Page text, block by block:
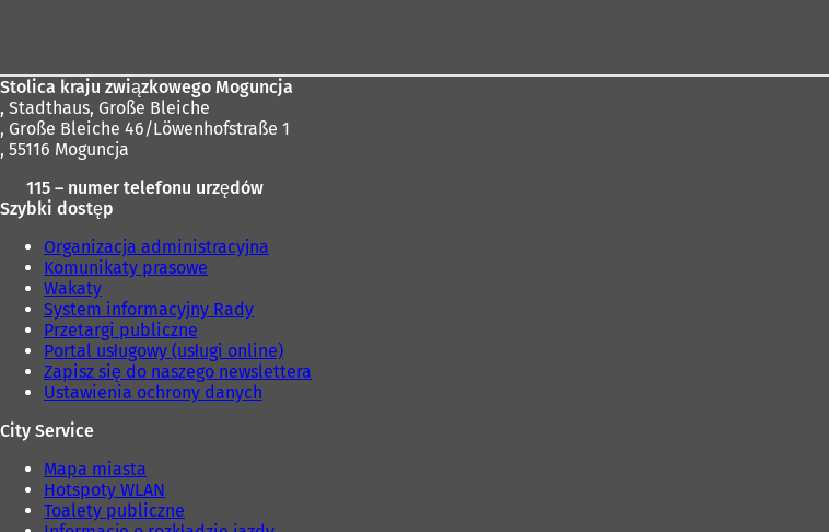
Stolica kraju związkowego Moguncja
, Stadthaus, Große Bleiche
, Große Bleiche 46/Löwenhofstraße 1
, 55116 Moguncja
115 – numer telefonu urzędów
Szybki dostęp
Organizacja administracyjna
Komunikaty prasowe
Wakaty
System informacyjny Rady
Przetargi publiczne
Portal usługowy (usługi online)
Zapisz się do naszego newslettera
Ustawienia ochrony danych
City Service
Mapa miasta
Hotspoty WLAN
Toalety publiczne